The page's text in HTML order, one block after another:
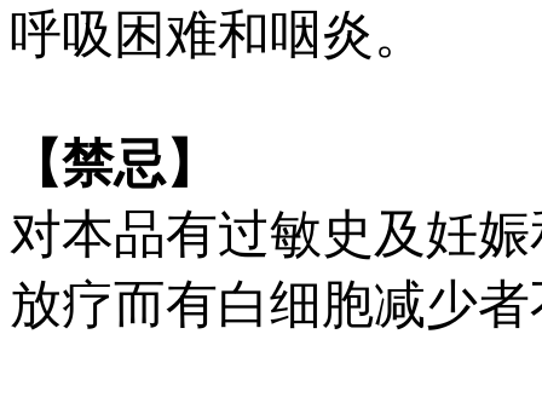
呼吸困难和咽炎。
【禁忌】
对本品有过敏史及妊
放疗而有白细胞减少